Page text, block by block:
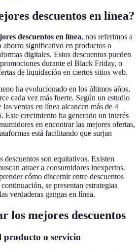
descuentos en línea?
descuentos en línea, nos referimos a
ahorro significativo en productos o
digitales. Estos descuentos pueden
durante el Black Friday, o
de liquidación en ciertos sitios web.
ha evolucionado en los últimos años,
cada vez más fuerte. Según un estudio
las ventas en línea alcancen más de 4
Este crecimiento ha generado un interés
en encontrar las mejores ofertas,
está facilitando que surjan
descuentos son equitativos. Existen
atraer a consumidores inexpertos.
cómo discernir entre descuentos
se presentan estrategias
verdaderas gangas en línea.
los mejores descuentos
producto o servicio